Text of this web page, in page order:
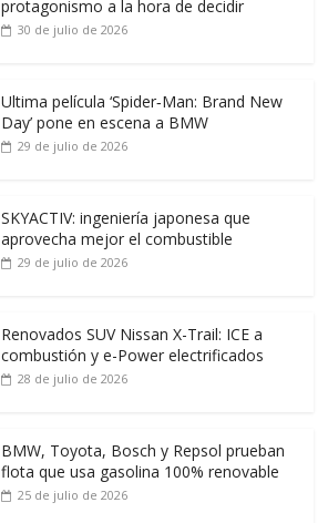
protagonismo a la hora de decidir
30 de julio de 2026
Ultima película ‘Spider‑Man: Brand New
Day’ pone en escena a BMW
29 de julio de 2026
SKYACTIV: ingeniería japonesa que
aprovecha mejor el combustible
29 de julio de 2026
Renovados SUV Nissan X-Trail: ICE a
combustión y e-Power electrificados
28 de julio de 2026
BMW, Toyota, Bosch y Repsol prueban
flota que usa gasolina 100% renovable
25 de julio de 2026